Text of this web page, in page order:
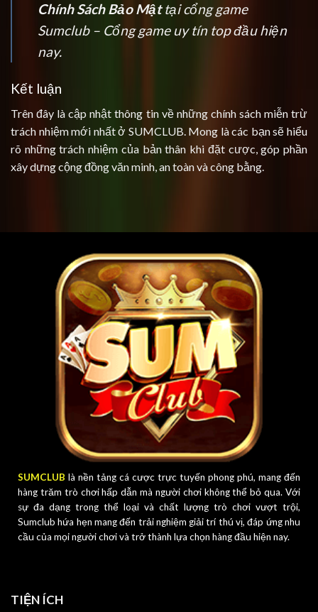
Chính Sách Bảo Mậttại cổng game
Sumclub – Cổng game uy tín top đầu hiện
nay.
Kết luận
Trên đây là cập nhật thông tin về những chính sách miễn trừ
trách nhiệm mới nhất ở SUMCLUB. Mong là các bạn sẽ hiểu
rõ những trách nhiệm của bản thân khi đặt cược, góp phần
xây dựng cộng đồng văn minh, an toàn và công bằng.
SUMCLUB là nền tảng cá cược trực tuyến phong phú, mang đến
hàng trăm trò chơi hấp dẫn mà người chơi không thể bỏ qua. Với
sự đa dạng trong thể loại và chất lượng trò chơi vượt trội,
Sumclub hứa hẹn mang đến trải nghiệm giải trí thú vị, đáp ứng nhu
cầu của mọi người chơi và trở thành lựa chọn hàng đầu hiện nay.
TIỆN ÍCH